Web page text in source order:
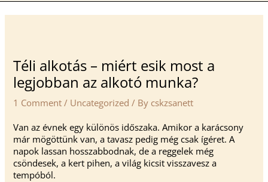
Téli alkotás – miért esik most a
legjobban az alkotó munka?
1 Comment / Uncategorized / By cskzsanett
Van az évnek egy különös időszaka. Amikor a karácsony
már mögöttünk van, a tavasz pedig még csak ígéret. A
napok lassan hosszabbodnak, de a reggelek még
csöndesek, a kert pihen, a világ kicsit visszavesz a
tempóból.